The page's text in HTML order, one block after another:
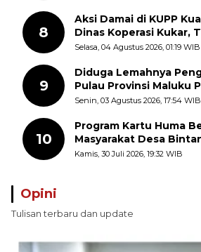
8
Aksi Damai di KUPP
Dinas Koperasi Kukar,
dan Kesempatan Kerja
Selasa, 04 Agustus 2026, 01:19 WIB
9
Diduga Lemahnya
Pulau Provinsi Maluku
Pungli terhadap
Senin, 03 Agustus 2026, 17:54 WIB
10
Program Kartu Huma
Masyarakat Desa
Terima Sembako dan
Kamis, 30 Juli 2026, 19:32 WIB
Opini
Tulisan terbaru dan update